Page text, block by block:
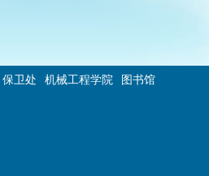
保卫处 机械工程学院 图书馆